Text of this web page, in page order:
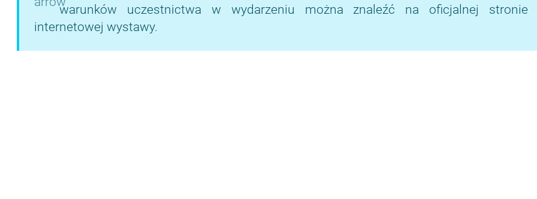
warunków uczestnictwa w wydarzeniu można znaleźć na oficjalnej stronie
internetowej wystawy.